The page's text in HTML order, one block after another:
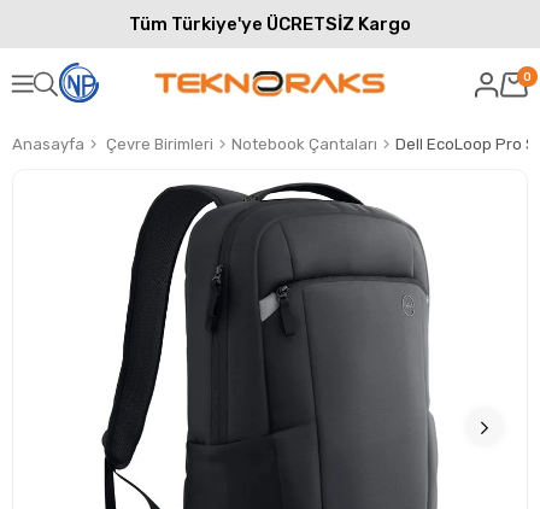
Tüm Türkiye'ye ÜCRETSİZ Kargo
0
Anasayfa Çevre Birimleri Notebook Çantaları